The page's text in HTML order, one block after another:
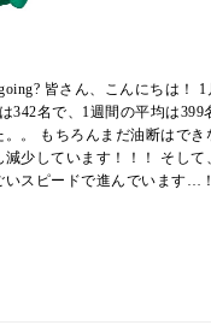
皆さん、こんにちは！
342名で、1週間の平均は
。。 もちろんまだ油断はで
減少しています！！！ そし
いスピードで進んでいます…